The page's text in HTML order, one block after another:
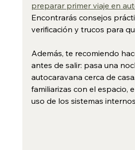
preparar primer viaje en
Encontrarás consejos
verificación y trucos para
Además, te recomiendo
antes de salir: pasa una
autocaravana cerca de
familiarizas con el espacio,
uso de los sistemas